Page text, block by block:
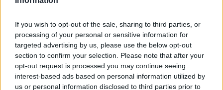
If you wish to opt-out of the sale, sharing to third parties, or
processing of your personal or sensitive information for
targeted advertising by us, please use the below opt-out
section to confirm your selection. Please note that after your
opt-out request is processed you may continue seeing
interest-based ads based on personal information utilized by
us or personal information disclosed to third parties prior to
Lindenre nyílik - a három művésztől összesen
24 képet állítottak ki.
A kiállítás ötlete Tirts Tamás volt fideszes
parlamenti képviselőtől származik, aki
azonban nem tudott részt venni a megnyitón.
Helyette a nagykövetség kulturális attaséja,